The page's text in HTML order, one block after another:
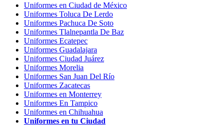
Uniformes en Ciudad de México
Uniformes Toluca De Lerdo
Uniformes Pachuca De Soto
Uniformes Tlalnepantla De Baz
Uniformes Ecatepec
Uniformes Guadalajara
Uniformes Ciudad Juárez
Uniformes Morelia
Uniformes San Juan Del Río
Uniformes Zacatecas
Uniformes en Monterrey
Uniformes En Tampico
Uniformes en Chihuahua
Uniformes en tu Ciudad